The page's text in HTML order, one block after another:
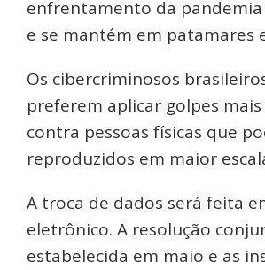
enfrentamento da pandemia
e se mantém em patamares
Os cibercriminosos
preferem aplicar golpes
contra pessoas físicas que
reproduzidos em maior
A troca de dados será feita
eletrônico. A resolução
estabelecida em maio e as